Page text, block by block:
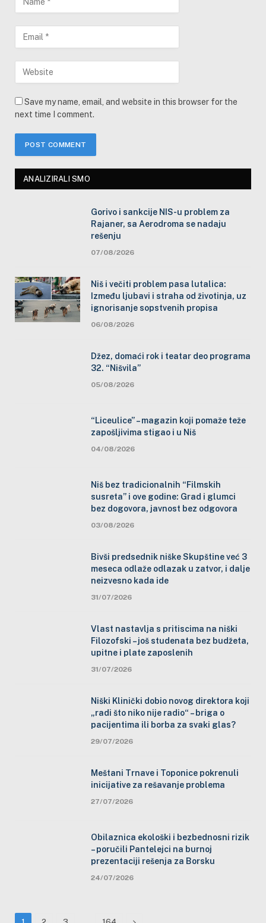
Save my name, email, and website in this browser for the
next time I comment.
ANALIZIRALI SMO
Gorivo i sankcije NIS-u problem za
Rajaner, sa Aerodroma se nadaju
rešenju
07/08/2026
Niš i večiti problem pasa lutalica:
Između ljubavi i straha od životinja, uz
ignorisanje sopstvenih propisa
06/08/2026
Džez, domaći rok i teatar deo programa
32. “Nišvila”
05/08/2026
“Liceulice” – magazin koji pomaže teže
zapošljivima stigao i u Niš
04/08/2026
Niš bez tradicionalnih “Filmskih
susreta” i ove godine: Grad i glumci
bez dogovora, javnost bez odgovora
03/08/2026
Bivši predsednik niške Skupštine već 3
meseca odlaže odlazak u zatvor, i dalje
neizvesno kada ide
31/07/2026
Vlast nastavlja s pritiscima na niški
Filozofski – još studenata bez budžeta,
upitne i plate zaposlenih
31/07/2026
Niški Klinički dobio novog direktora koji
„radi što niko nije radio“ – briga o
pacijentima ili borba za svaki glas?
29/07/2026
Meštani Trnave i Toponice pokrenuli
inicijative za rešavanje problema
27/07/2026
Obilaznica ekološki i bezbednosni rizik
– poručili Pantelejci na burnoj
prezentaciji rešenja za Borsku
24/07/2026